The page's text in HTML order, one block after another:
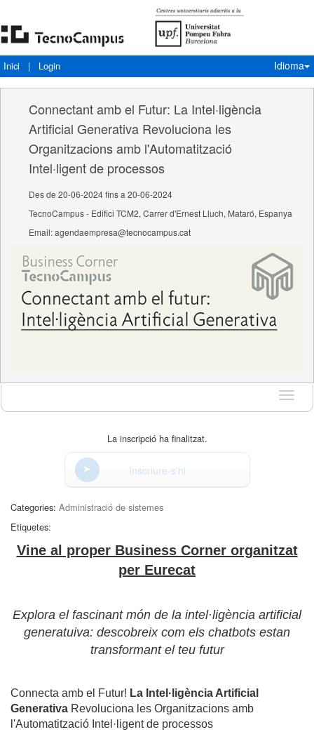
Inici | Login Idioma
Connectant amb el Futur: La Intel·ligència
Artificial Generativa Revoluciona les
Organitzacions amb l'Automatització
Intel·ligent de processos
Des de 20-06-2024 fins a 20-06-2024
TecnoCampus - Edifici TCM2, Carrer d'Ernest Lluch, Mataró, Espanya
Email: agendaempresa@tecnocampus.cat
Idioma
La inscripció ha finalitzat.
Inscriure-s'hi
Categories: Administració de sistemes
Etiquetes:
Vine al proper Business Corner organitzat
per Eurecat
Explora el fascinant món de la intel·ligència artificial
generatuiva: descobreix com els chatbots estan
transformant el teu futur
Connecta amb el Futur! La Intel·ligència Artificial
Generativa Revoluciona les Organitzacions amb
l'Automatització Intel·ligent de processos